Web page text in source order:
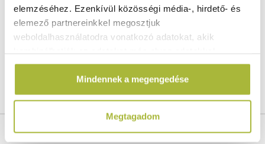
elemzéséhez. Ezenkívül közösségi média-, hirdető- és
elemező partnereinkkel megosztjuk
weboldalhasználatodra vonatkozó adatokat, akik
amelyeket Te adtál meg számukra vagy az általad
használt más szolgáltatásokból gyűjtöttek.
Mindennek a megengedése
Megtagadom
Cikkszám:617540
Bruttó súly:0.12 kg
Nettó súly:0.12 kg
Vámtarifaszám:76151080